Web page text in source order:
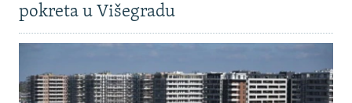
pokreta u Višegradu